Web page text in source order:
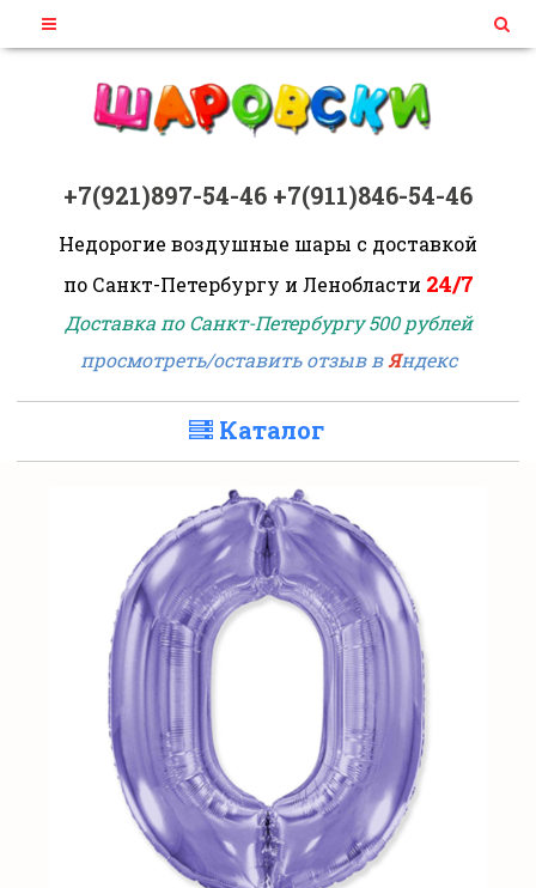
+7(921)897-54-46 +7(911)846-54-46
Недорогие воздушные шары с доставкой
по Санкт-Петербургу и Ленобласти 24/7
Доставка по Санкт-Петербургу 500 рублей
просмотреть/оставить отзыв вЯндекс
Каталог